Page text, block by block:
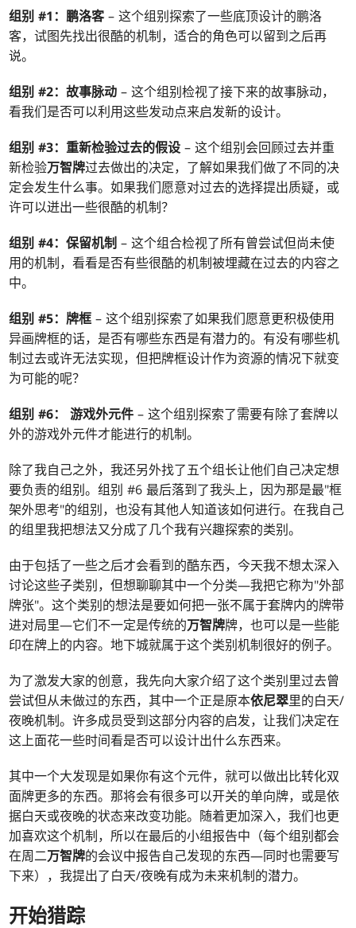
组别 #1：鹏洛客 – 这个组别探索了一些底顶设计的鹏洛
客，试图先找出很酷的机制，适合的角色可以留到之后再
说。
组别 #2：故事脉动 – 这个组别检视了接下来的故事脉动，
看我们是否可以利用这些发动点来启发新的设计。
组别 #3：重新检验过去的假设 – 这个组别会回顾过去并重
新检验万智牌过去做出的决定，了解如果我们做了不同的决
定会发生什么事。如果我们愿意对过去的选择提出质疑，或
许可以迸出一些很酷的机制？
组别 #4：保留机制 – 这个组合检视了所有曾尝试但尚未使
用的机制，看看是否有些很酷的机制被埋藏在过去的内容之
中。
组别 #5：牌框 – 这个组别探索了如果我们愿意更积极使用
异画牌框的话，是否有哪些东西是有潜力的。有没有哪些机
制过去或许无法实现，但把牌框设计作为资源的情况下就变
为可能的呢？
组别 #6：游戏外元件 – 这个组别探索了需要有除了套牌以
外的游戏外元件才能进行的机制。
除了我自己之外，我还另外找了五个组长让他们自己决定想
要负责的组别。组别 #6 最后落到了我头上，因为那是最"框
架外思考"的组别，也没有其他人知道该如何进行。在我自己
的组里我把想法又分成了几个我有兴趣探索的类别。
由于包括了一些之后才会看到的酷东西，今天我不想太深入
讨论这些子类别，但想聊聊其中一个分类—我把它称为"外部
牌张"。这个类别的想法是要如何把一张不属于套牌内的牌带
进对局里—它们不一定是传统的万智牌牌，也可以是一些能
印在牌上的内容。地下城就属于这个类别机制很好的例子。
为了激发大家的创意，我先向大家介绍了这个类别里过去曾
尝试但从未做过的东西，其中一个正是原本依尼翠里的白天/
夜晚机制。许多成员受到这部分内容的启发，让我们决定在
这上面花一些时间看是否可以设计出什么东西来。
其中一个大发现是如果你有这个元件，就可以做出比转化双
面牌更多的东西。那将会有很多可以开关的单向牌，或是依
据白天或夜晚的状态来改变功能。随着更加深入，我们也更
加喜欢这个机制，所以在最后的小组报告中（每个组别都会
在周二万智牌的会议中报告自己发现的东西—同时也需要写
下来），我提出了白天/夜晚有成为未来机制的潜力。
开始猎踪